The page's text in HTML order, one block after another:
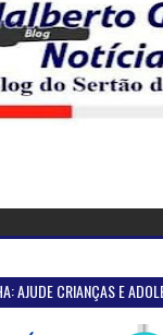
AJUDE CRIANÇAS E